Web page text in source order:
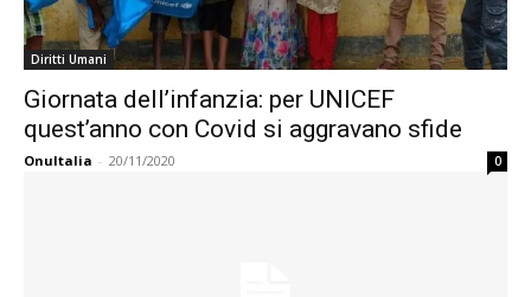
Diritti Umani
Giornata dell’infanzia: per UNICEF
quest’anno con Covid si aggravano sfide
OnuItalia - 20/11/2020 0